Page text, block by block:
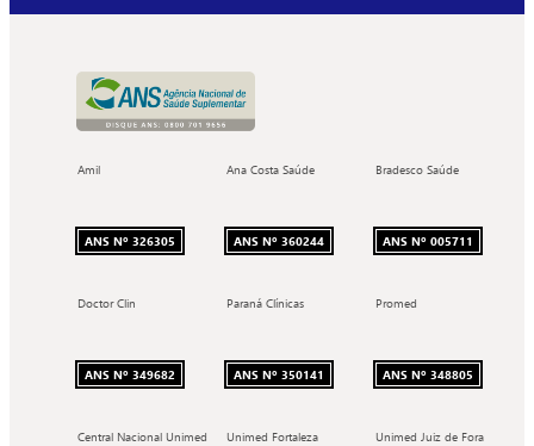
Amil
ANS Nº 326305
Ana Costa Saúde
ANS Nº 360244
Bradesco Saúde
ANS Nº 005711
Doctor Clin
ANS Nº 349682
Paraná Clínicas
ANS Nº 350141
Promed
ANS Nº 348805
Central Nacional Unimed Unimed Fortaleza Unimed Juiz de Fora